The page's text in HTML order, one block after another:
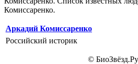
Комиссаренко.
Аркадий Комиссаренко
Российский историк
© БиоЗвёзд.Ру